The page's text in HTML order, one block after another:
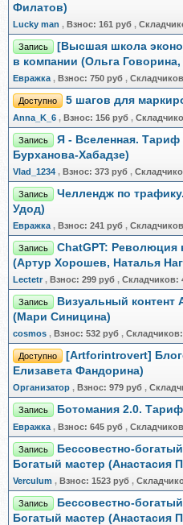
Филатов)
Lucky man , Взнос: 161 руб ,
Запись
[Высшая школа
в компании (Ольга
Евражкa , Взнос: 750 руб ,
Доступно 5 шагов для
Anna_K_6 , Взнос: 156 руб ,
Запись
Я - Вселенная. Тариф
Бурханова-Хабадзе)
Vlad_1234 , Взнос: 373 руб ,
Запись
Челлендж по
Удод)
Евражкa , Взнос: 241 руб ,
Запись
ChatGPT: Революция
(Артур Хорошев, Наталья
Lectetr, Взнос: 299 руб , Складчиков:
Запись
Визуальный контент
(Мари Синицина)
cosmos , Взнос: 532 руб , Складчиков:
Доступно
[Artforintrovert]
Елизавета Фандорина)
Организатор , Взнос: 979 руб ,
Запись Ботомания 2.0.
Евражкa , Взнос: 645 руб ,
Запись
Бессовестно-
Богатый мастер (Анастасия
Verculum , Взнос: 1523 руб ,
Запись
Бессовестно-
Богатый мастер (Анастасия